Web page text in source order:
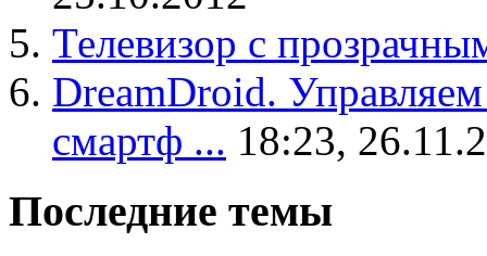
Телевизор с
DreamDroid.
смартф ... 18:23,
Последние темы